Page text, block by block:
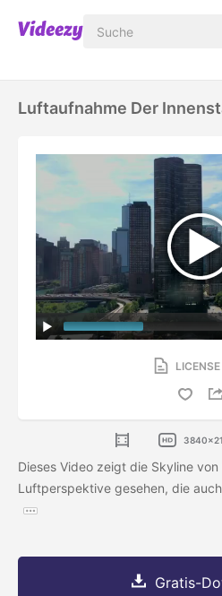
Luftaufnahme Der
Dieses Video zeigt die Skyline
Luftperspektive gesehen, die
Gratis-